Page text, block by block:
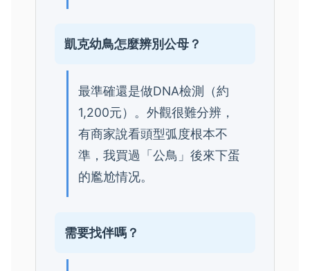
凱克幼鳥怎麼辨別公母？
最準確還是做DNA檢測（約
1,200元）。外觀很難分辨，
有商家說看頭型弧度根本不
準，我買過「公鳥」後來下蛋
的尷尬情况。
需要找伴嗎？